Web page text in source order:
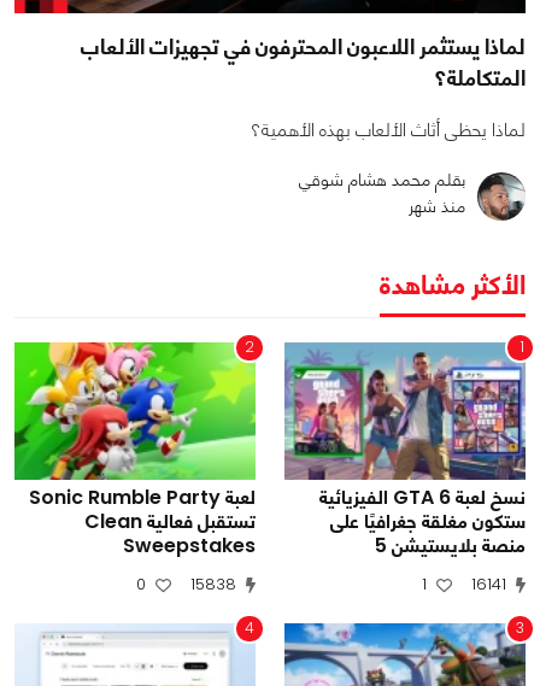
لماذا يستثمر اللاعبون المحترفون في تجهيزات الألعاب
المتكاملة؟
لماذا يحظى أثاث الألعاب بهذه الأهمية؟
بقلم محمد هشام شوقي
منذ شهر
الأكثر مشاهدة
1
نسخ لعبة GTA 6 الفيزيائية
ستكون مغلقة جغرافيًا على
منصة بلايستيشن 5
16141
1
2
لعبة Sonic Rumble Party
تستقبل فعالية Clean
Sweepstakes
15838
0
3
4